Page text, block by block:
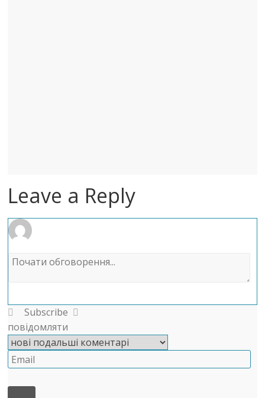
Leave a Reply
Subscribe
повідомляти